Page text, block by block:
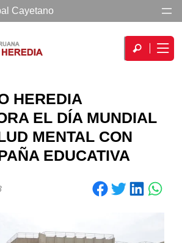
Cayetano
HEREDIA
EL DÍA MUNDIAL
MENTAL CON
EDUCATIVA
Share on Facebook Share on Twitter Share on LinkedIn